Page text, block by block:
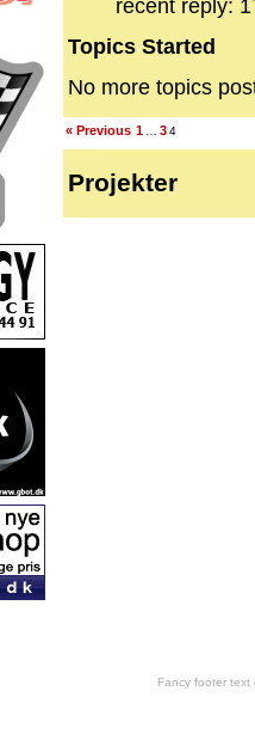
recent reply:
Topics Started
No more topics
« Previous 1 34
Projekter
Fancy footer